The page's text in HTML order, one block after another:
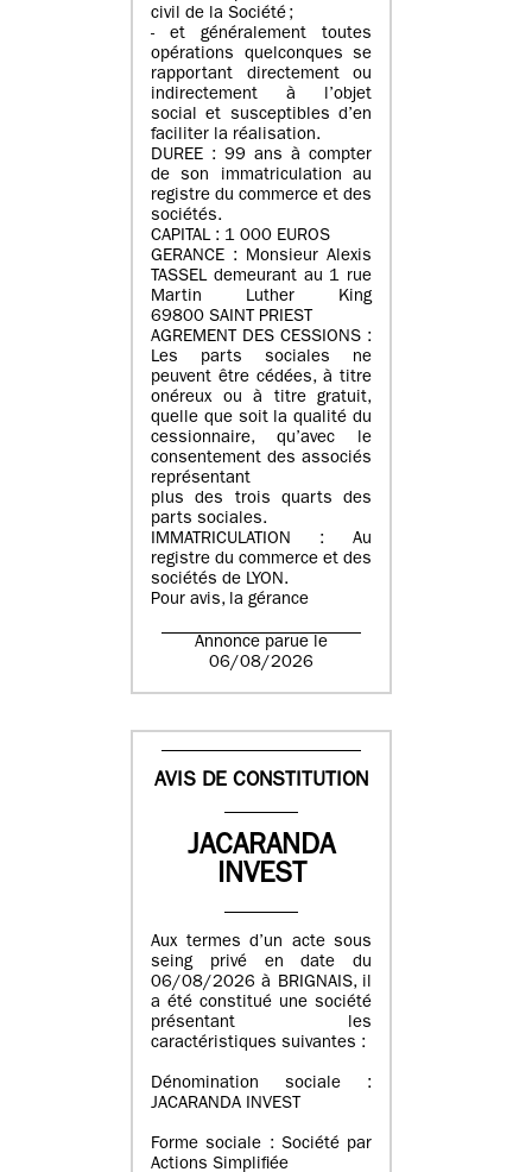
civil de la Société ;
- et généralement toutes
opérations quelconques se
rapportant directement ou
indirectement à l’objet
social et susceptibles d’en
faciliter la réalisation.
DUREE : 99 ans à compter
de son immatriculation au
registre du commerce et des
sociétés.
CAPITAL : 1 000 EUROS
GERANCE : Monsieur Alexis
TASSEL demeurant au 1 rue
Martin Luther King
69800 SAINT PRIEST
AGREMENT DES CESSIONS :
Les parts sociales ne
peuvent être cédées, à titre
onéreux ou à titre gratuit,
quelle que soit la qualité du
cessionnaire, qu’avec le
consentement des associés
représentant
plus des trois quarts des
parts sociales.
IMMATRICULATION : Au
registre du commerce et des
sociétés de LYON.
Pour avis, la gérance
Annonce parue le
06/08/2026
AVIS DE CONSTITUTION
JACARANDA
INVEST
Aux termes d’un acte sous
seing privé en date du
06/08/2026 à BRIGNAIS, il
a été constitué une société
présentant les
caractéristiques suivantes :
Dénomination sociale :
JACARANDA INVEST
Forme sociale : Société par
Actions Simplifiée